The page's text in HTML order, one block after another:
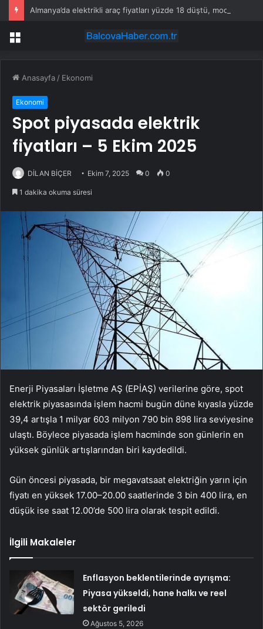
Menü
Anasayfa / Ekonomi
Ekonomi
Spot piyasada elektrik
fiyatları – 5 Ekim 2025
DİLAN BİÇER Ekim 7, 2025 0 0
1 dakika okuma süresi
Enerji Piyasaları İşletme AŞ (EPİAŞ) verilerine göre, spot
elektrik piyasasında işlem hacmi bugün düne kıyasla yüzde
39,4 artışla 1 milyar 603 milyon 790 bin 898 lira seviyesine
ulaştı. Böylece piyasada işlem hacminde son günlerin en
yüksek günlük artışlarından biri kaydedildi.
Gün öncesi piyasada, bir megavatsaat elektriğin yarın için
fiyatı en yüksek 17.00–20.00 saatlerinde 3 bin 400 lira, en
düşük ise saat 12.00’de 500 lira olarak tespit edildi.
İlgili Makaleler
Enflasyon beklentilerinde ayrışma:
Piyasa yükseldi, hane halkı ve reel
sektör geriledi
Ağustos 5, 2026